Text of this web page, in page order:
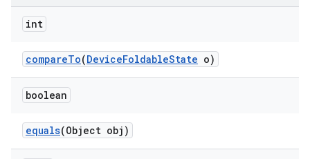
int
compareTo(DeviceFoldableState o)
boolean
equals(Object obj)